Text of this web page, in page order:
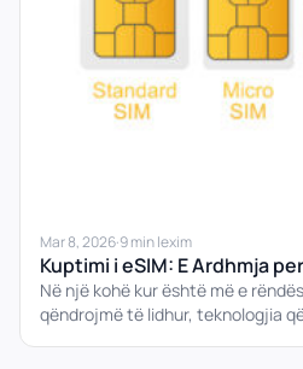
Mar 8, 2026·9 min lexim
Kuptimi i eSIM: E Ardhmja
Në një kohë kur është më e
qëndrojmë të lidhur, teknologjia